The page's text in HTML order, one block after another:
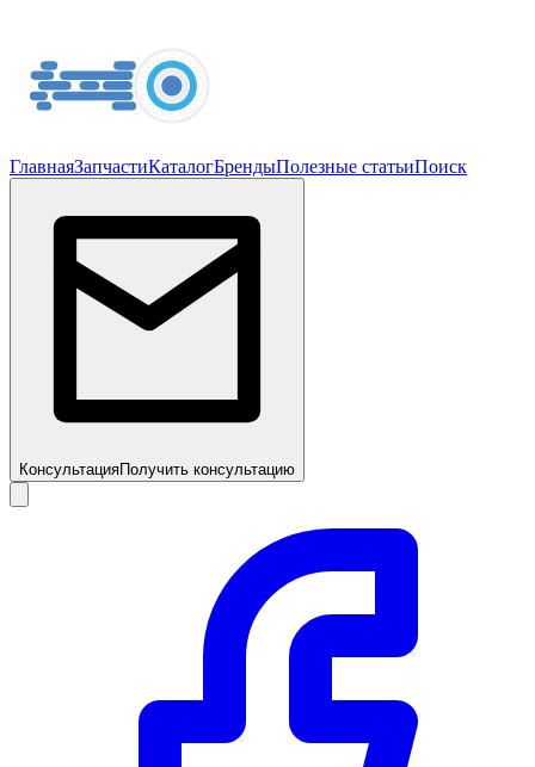
ГлавнаяЗапчастиКаталогБрендыПолезные статьиПоиск
КонсультацияПолучить консультацию